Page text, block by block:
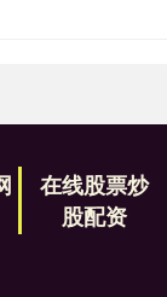
在线股票炒
股配资